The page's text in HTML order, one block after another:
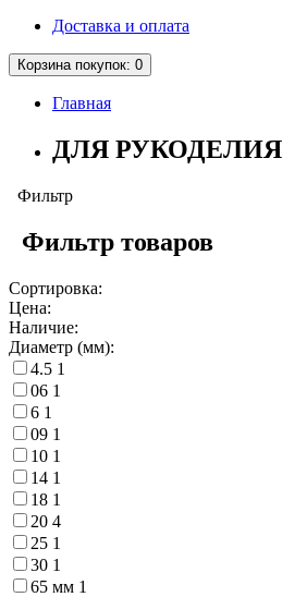
Доставка и оплата
Корзинапокупок: 0
Главная
ДЛЯ РУКОДЕЛИЯ
Фильтр
Фильтр товаров
Сортировка:
Цена:
Наличие:
Диаметр (мм):
4.5 1
06 1
6 1
09 1
10 1
14 1
18 1
20 4
25 1
30 1
65 мм 1